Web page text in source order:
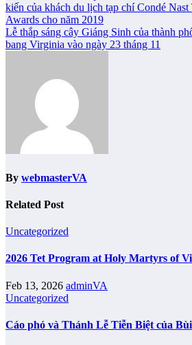
navigation
kiến của khách du lịch tạp chí Condé Nast
Awards cho năm 2019
Lễ thắp sáng cây Giáng Sinh của thành
bang Virginia vào ngày 23 tháng 11
By webmasterVA
Related Post
Uncategorized
2026 Tet Program at Holy Martyrs of
Feb 13, 2026 adminVA
Uncategorized
Cáo phó và Thánh Lễ Tiễn Biệt của